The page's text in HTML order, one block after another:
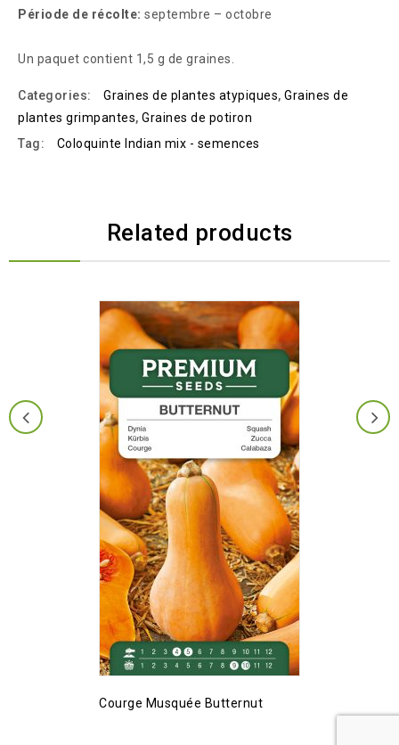
Période de récolte: septembre – octobre
Un paquet contient 1,5 g de graines.
Categories: Graines de plantes atypiques, Graines de
plantes grimpantes, Graines de potiron
Tag:
Coloquinte Indian mix - semences
Related products
Courge Musquée Butternut